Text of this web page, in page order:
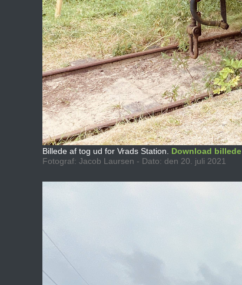
Billede af tog ud for Vrads Station. Download billede
Fotograf: Jacob Laursen - Dato: den 20. juli 2021